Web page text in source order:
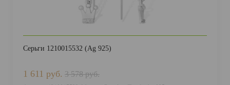
Серьги 1210015532 (Ag 925)
1 611 руб. 3 578 руб.